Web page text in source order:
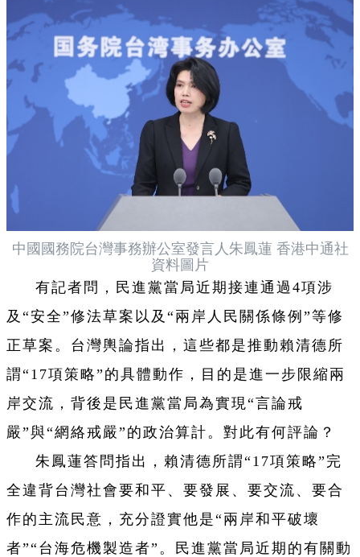
中國國務院台灣事務辦公室發言人朱鳳蓮 香港中通社
資料圖片
有記者問，民進黨當局近期接連通過4項涉
及“安全”修法草案以及“兩岸人民關係條例”等修
正草案。台灣輿論指出，這些都是推動賴清德所
謂“17項策略”的具體動作，目的是進一步限縮兩
岸交流，背後是民進黨當局為實現“言論戒
嚴”與“網絡戒嚴”的政治算計。對此有何評論？
朱鳳蓮答問指出，賴清德所謂“17項策略”完
全違背台灣社會要和平、要發展、要交流、要合
作的主流民意，充分證實他是“兩岸和平破壞
者”“台海危機製造者”。民進黨當局近期的有關動